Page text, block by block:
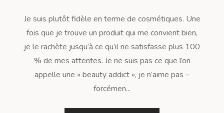
Je suis plutôt fidèle en terme de cosmétiques. Une
fois que je trouve un produit qui me convient bien,
je le rachète jusqu’à ce qu’il ne satisfasse plus 100
% de mes attentes. Je ne suis pas ce que l’on
appelle une « beauty addict », je n’aime pas –
forcémen...